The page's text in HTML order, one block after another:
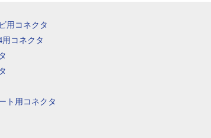
用コネクタ
用コネクタ
ト用コネクタ